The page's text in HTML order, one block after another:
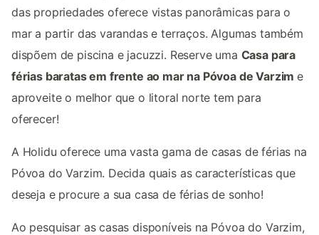
das propriedades oferece vistas panorâmicas para o
mar a partir das varandas e terraços. Algumas também
dispõem de piscina e jacuzzi. Reserve uma Casa para
férias baratas em frente ao mar na Póvoa de Varzime
aproveite o melhor que o litoral norte tem para
oferecer!
A Holidu oferece uma vasta gama de casas de férias na
Póvoa do Varzim. Decida quais as características que
deseja e procure a sua casa de férias de sonho!
Ao pesquisar as casas disponíveis na Póvoa do Varzim,